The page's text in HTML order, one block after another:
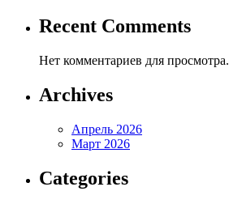
Recent Comments
Нет комментариев для просмотра.
Archives
Апрель 2026
Март 2026
Categories